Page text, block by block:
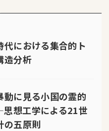
代における集合的ト
造分析
動に見る小国の霊的
想工学による21世
の五原則